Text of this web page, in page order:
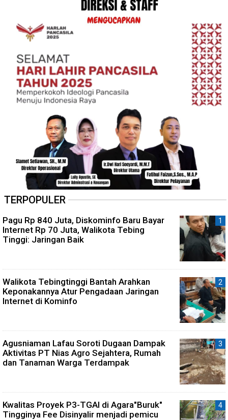
TERPOPULER
Pagu Rp 840 Juta, Diskominfo Baru Bayar
Internet Rp 70 Juta, Walikota Tebing
Tinggi: Jaringan Baik
Walikota Tebingtinggi Bantah Arahkan
Keponakannya Atur Pengadaan Jaringan
Internet di Kominfo
Agusniaman Lafau Soroti Dugaan Dampak
Aktivitas PT Nias Agro Sejahtera, Rumah
dan Tanaman Warga Terdampak
Kwalitas Proyek P3-TGAI di Agara"Buruk"
Tingginya Fee Disinyalir menjadi pemicu